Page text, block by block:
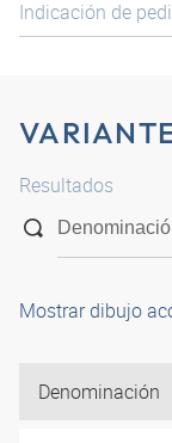
Indicación de
Resultados
Mostrar dibujo
Denominación